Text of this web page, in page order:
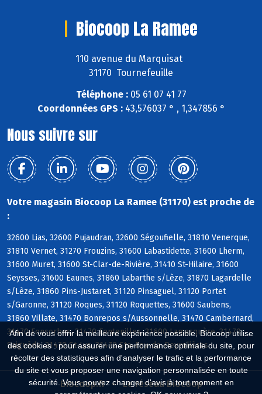
Afin de vous offrir la meilleure expérience possible, Biocoop utilise
des cookies : pour assurer une performance optimale du site, pour
récolter des statistiques afin d'analyser le trafic et la performance
du site et vous proposer une navigation personnalisée en toute
sécurité. Vous pouvez changer d'avis à tout moment en
Biocoop La Ramee
110 avenue du Marquisat
31170 Tournefeuille
Téléphone :05 61 07 41 77
Coordonnées GPS :43,576037 ° , 1,347856 °
Nous suivre sur
Votre magasin Biocoop La Ramee (31170) est proche de
:
32600 Lias, 32600 Pujaudran, 32600 Ségoufielle, 31810 Venerque,
31810 Vernet, 31270 Frouzins, 31600 Labastidette, 31600 Lherm,
31600 Muret, 31600 St-Clar-de-Rivière, 31410 St-Hilaire, 31600
Seysses, 31600 Eaunes, 31860 Labarthe s/Lèze, 31870 Lagardelle
s/Lèze, 31860 Pins-Justaret, 31120 Pinsaguel, 31120 Portet
s/Garonne, 31120 Roques, 31120 Roquettes, 31600 Saubens,
31860 Villate, 31470 Bonrepos s/Aussonnelle, 31470 Cambernard,
31470 Fonsorbes, 31470 Fontenilles, 31600 Lamasquère, 31470
Saiguède, 31470 St-Lys, 31470 Ste-Foy-de-Peyrolières
Biocoop.fr Le réseau Biocoop